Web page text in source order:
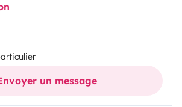
needed to travel along the
the Portuguese coast or to explore
a perfect indoor dining area, or
use the outdoor table and chairs to
un message